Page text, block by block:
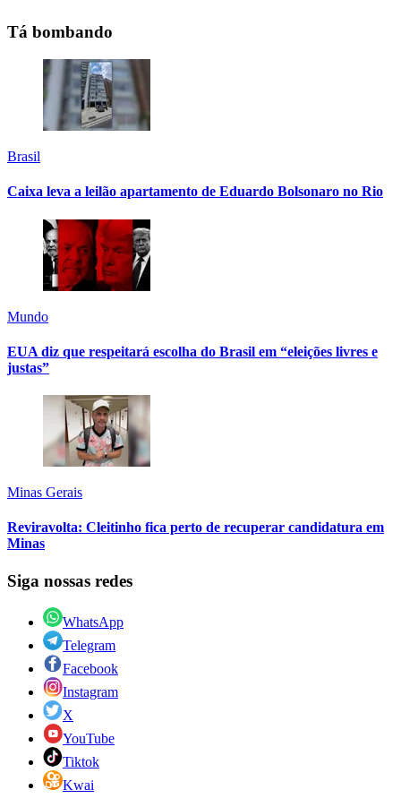
Tá bombando
Brasil
Caixa leva a leilão apartamento de Eduardo Bolsonaro no Rio
Mundo
EUA diz que respeitará escolha do Brasil em “eleições livres e
justas”
Minas Gerais
Reviravolta: Cleitinho fica perto de recuperar candidatura em
Minas
Siga nossas redes
WhatsApp
Telegram
Facebook
Instagram
X
YouTube
Tiktok
Kwai